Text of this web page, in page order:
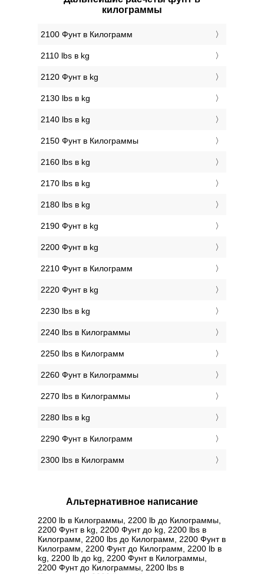
килограммы
2100 Фунт в Килограмм
2110 lbs в kg
2120 Фунт в kg
2130 lbs в kg
2140 lbs в kg
2150 Фунт в Килограммы
2160 lbs в kg
2170 lbs в kg
2180 lbs в kg
2190 Фунт в kg
2200 Фунт в kg
2210 Фунт в Килограмм
2220 Фунт в kg
2230 lbs в kg
2240 lbs в Килограммы
2250 lbs в Килограмм
2260 Фунт в Килограммы
2270 lbs в Килограммы
2280 lbs в kg
2290 Фунт в Килограмм
2300 lbs в Килограмм
Альтернативное написание
2200 lb в Килограммы, 2200 lb до Килограммы,
2200 Фунт в kg, 2200 Фунт до kg, 2200 lbs в
Килограмм, 2200 lbs до Килограмм, 2200 Фунт в
Килограмм, 2200 Фунт до Килограмм, 2200 lb в
kg, 2200 lb до kg, 2200 Фунт в Килограммы,
2200 Фунт до Килограммы, 2200 lbs в